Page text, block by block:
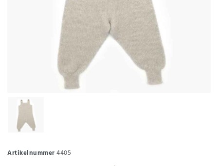
Artikelnummer4405